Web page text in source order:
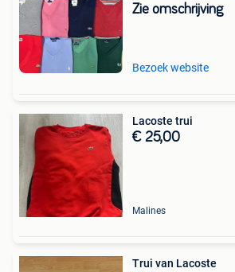
Zie omschrijving
Bezoek website
Lacoste trui
€ 25,00
Malines
Trui van Lacoste